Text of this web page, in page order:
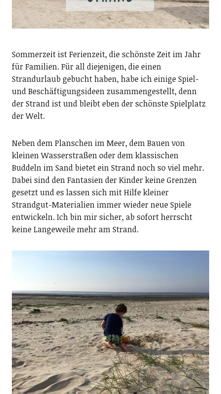
Sommerzeit ist Ferienzeit, die schönste Zeit im Jahr
für Familien. Für all diejenigen, die einen
Strandurlaub gebucht haben, habe ich einige Spiel-
und Beschäftigungsideen zusammengestellt, denn
der Strand ist und bleibt eben der schönste Spielplatz
der Welt.
Neben dem Planschen im Meer, dem Bauen von
kleinen Wasserstraßen oder dem klassischen
Buddeln im Sand bietet ein Strand noch so viel mehr.
Dabei sind den Fantasien der Kinder keine Grenzen
gesetzt und es lassen sich mit Hilfe kleiner
Strandgut-Materialien immer wieder neue Spiele
entwickeln. Ich bin mir sicher, ab sofort herrscht
keine Langeweile mehr am Strand.